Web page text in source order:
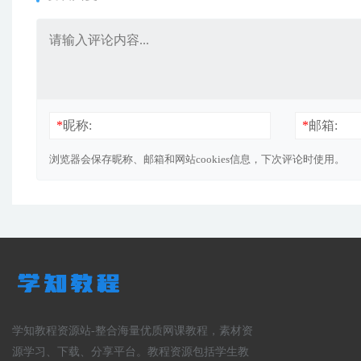
*昵称: *邮箱:
浏览器会保存昵称、邮箱和网站cookies信息，下次评论时使用。
学知教程资源站-整合海量优质网课教程，素材资
源学习、下载、分享平台。教程资源包括学生教